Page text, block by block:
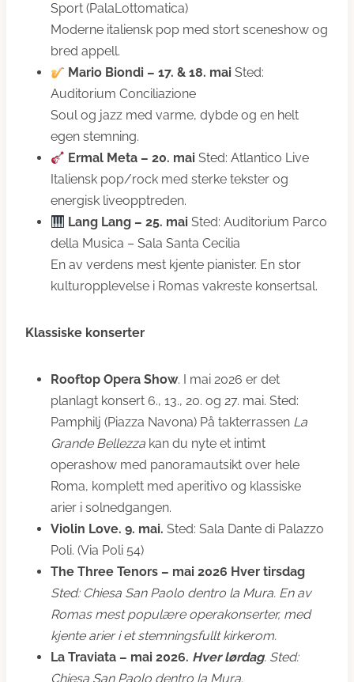
Sport (PalaLottomatica)
Moderne italiensk pop med stort sceneshow og
bred appell.
Mario Biondi – 17. & 18. mai Sted:
Auditorium Conciliazione
Soul og jazz med varme, dybde og en helt
egen stemning.
Ermal Meta – 20. mai Sted: Atlantico Live
Italiensk pop/rock med sterke tekster og
energisk liveopptreden.
Lang Lang – 25. mai Sted: Auditorium Parco
della Musica – Sala Santa Cecilia
En av verdens mest kjente pianister. En stor
kulturopplevelse i Romas vakreste konsertsal.
Klassiske konserter
Rooftop Opera Show. I mai 2026 er det
planlagt konsert 6., 13., 20. og 27. mai. Sted:
Pamphilj (Piazza Navona) På takterrassen La
Grande Bellezza kan du nyte et intimt
operashow med panoramautsikt over hele
Roma, komplett med aperitivo og klassiske
arier i solnedgangen.
Violin Love. 9. mai. Sted: Sala Dante di Palazzo
Poli. (Via Poli 54)
The Three Tenors – mai 2026 Hver tirsdag
Sted: Chiesa San Paolo dentro la Mura. En av
Romas mest populære operakonserter, med
kjente arier i et stemningsfullt kirkerom.
La Traviata – mai 2026. Hver lørdag. Sted:
Chiesa San Paolo dentro la Mura.